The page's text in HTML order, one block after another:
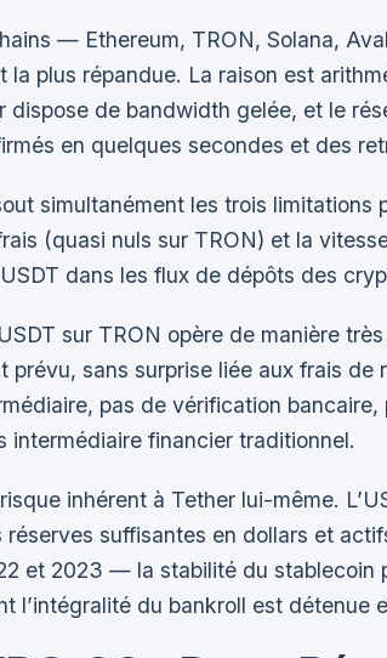
— Ethereum, TRON, Solana,
plus répandue. La raison est
dispose de bandwidth gelée, et le
en quelques secondes et des
simultanément les trois
(quasi nuls sur TRON) et la
dans les flux de dépôts des
sur TRON opère de manière
prévu, sans surprise liée aux frais
pas de vérification
intermédiaire financier traditionnel.
inhérent à Tether lui-même.
suffisantes en dollars et
et 2023 — la stabilité du stablecoin
l’intégralité du bankroll est détenue